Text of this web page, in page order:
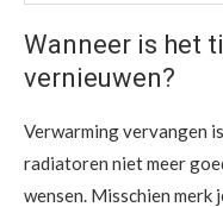
Wanneer is het
vernieuwen?
Verwarming vervangen
radiatoren niet meer
wensen. Misschien merk